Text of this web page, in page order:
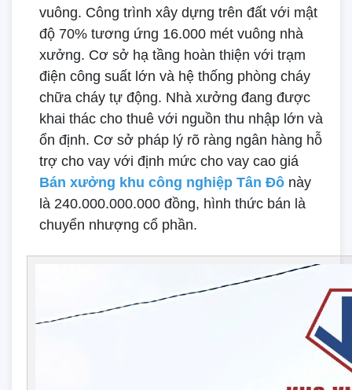
vuông. Công trình xây dựng trên đất với mật
độ 70% tương ứng 16.000 mét vuông nhà
xưởng. Cơ sở hạ tầng hoàn thiện với trạm
điện công suất lớn và hệ thống phòng cháy
chữa cháy tự động. Nhà xưởng đang được
khai thác cho thuê với nguồn thu nhập lớn và
ổn định. Cơ sở pháp lý rõ ràng ngân hàng hỗ
trợ cho vay với định mức cho vay cao giá
Bán xưởng khu công nghiệp Tân Đô này
là 240.000.000.000 đồng, hình thức bán là
chuyển nhượng cổ phần.